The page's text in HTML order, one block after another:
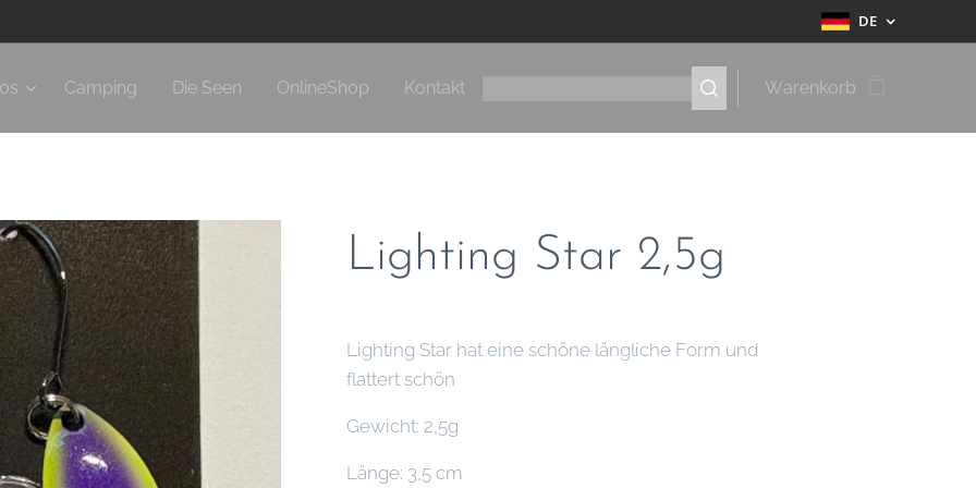
DE
Camping Die Seen OnlineShop Kontakt Warenkorb
Lighting Star 2,5g
Lighting Star hat eine schöne längliche Form und
flattert schön
Gewicht: 2,5g
Länge: 3,5 cm